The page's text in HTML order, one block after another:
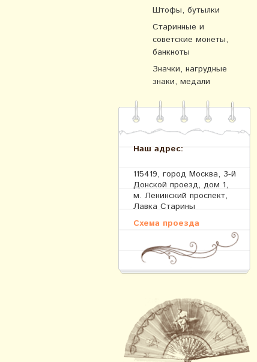
Штофы, бутылки
Старинные и
советские монеты,
банкноты
Значки, нагрудные
знаки, медали
Наш адрес:
115419, город Москва, 3-й
Донской проезд, дом 1,
м. Ленинский проспект,
Лавка Старины
Схема проезда